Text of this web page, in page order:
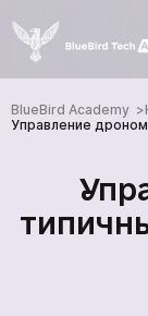
BlueBird Academy
Управление